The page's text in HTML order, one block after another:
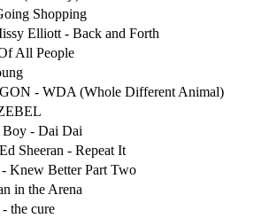
Shopping
Elliott - Back and Forth
All People
- WDA (Whole Different Animal)
Boy - Dai Dai
Sheeran - Repeat It
Knew Better Part Two
in the Arena
the cure